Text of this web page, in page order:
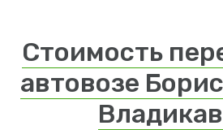
Стоимость
автовозе